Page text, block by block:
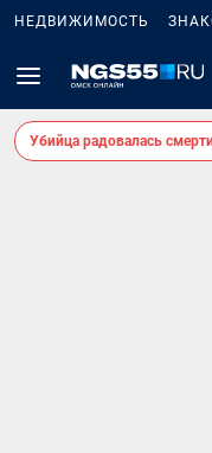
НЕДВИЖИМОСТЬ
Убийца радовалась